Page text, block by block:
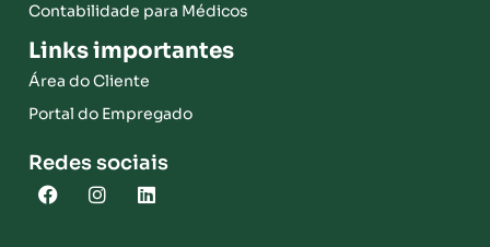
Contabilidade para Médicos
Links importantes
Área do Cliente
Portal do Empregado
Redes sociais